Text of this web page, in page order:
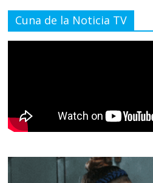
Cuna de la Noticia TV